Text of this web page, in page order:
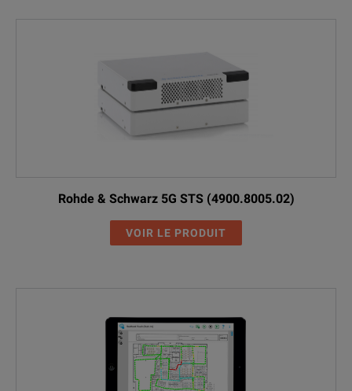
Rohde & Schwarz 5G STS (4900.8005.02)
VOIR LE PRODUIT